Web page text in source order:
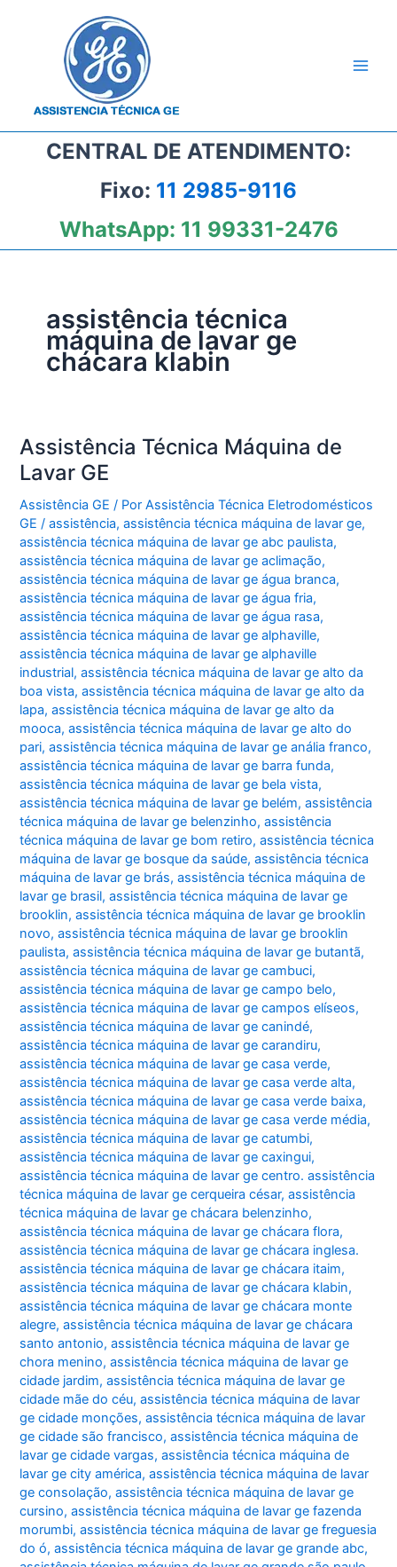
CENTRAL DE ATENDIMENTO:
Fixo: 11 2985-9116
WhatsApp: 11 99331-2476
assistência técnica
máquina de lavar ge
chácara klabin
Assistência Técnica Máquina de
Lavar GE
Assistência GE / PorAssistência Técnica Eletrodomésticos
GE/assistência,assistência técnica máquina de lavar ge,
assistência técnica máquina de lavar ge abc paulista,
assistência técnica máquina de lavar ge aclimação,
assistência técnica máquina de lavar ge água branca,
assistência técnica máquina de lavar ge água fria,
assistência técnica máquina de lavar ge água rasa,
assistência técnica máquina de lavar ge alphaville,
assistência técnica máquina de lavar ge alphaville
industrial,assistência técnica máquina de lavar ge alto da
boa vista,assistência técnica máquina de lavar ge alto da
lapa,assistência técnica máquina de lavar ge alto da
mooca,assistência técnica máquina de lavar ge alto do
pari,assistência técnica máquina de lavar ge anália franco,
assistência técnica máquina de lavar ge barra funda,
assistência técnica máquina de lavar ge bela vista,
assistência técnica máquina de lavar ge belém,assistência
técnica máquina de lavar ge belenzinho,assistência
técnica máquina de lavar ge bom retiro,assistência técnica
máquina de lavar ge bosque da saúde,assistência técnica
máquina de lavar ge brás,assistência técnica máquina de
lavar ge brasil,assistência técnica máquina de lavar ge
brooklin,assistência técnica máquina de lavar ge brooklin
novo,assistência técnica máquina de lavar ge brooklin
paulista,assistência técnica máquina de lavar ge butantã,
assistência técnica máquina de lavar ge cambuci,
assistência técnica máquina de lavar ge campo belo,
assistência técnica máquina de lavar ge campos elíseos,
assistência técnica máquina de lavar ge canindé,
assistência técnica máquina de lavar ge carandiru,
assistência técnica máquina de lavar ge casa verde,
assistência técnica máquina de lavar ge casa verde alta,
assistência técnica máquina de lavar ge casa verde baixa,
assistência técnica máquina de lavar ge casa verde média,
assistência técnica máquina de lavar ge catumbi,
assistência técnica máquina de lavar ge caxingui,
assistência técnica máquina de lavar ge centro. assistência
técnica máquina de lavar ge cerqueira césar,assistência
técnica máquina de lavar ge chácara belenzinho,
assistência técnica máquina de lavar ge chácara flora,
assistência técnica máquina de lavar ge chácara inglesa.
assistência técnica máquina de lavar ge chácara itaim,
assistência técnica máquina de lavar ge chácara klabin,
assistência técnica máquina de lavar ge chácara monte
alegre,assistência técnica máquina de lavar ge chácara
santo antonio,assistência técnica máquina de lavar ge
chora menino,assistência técnica máquina de lavar ge
cidade jardim,assistência técnica máquina de lavar ge
cidade mãe do céu,assistência técnica máquina de lavar
ge cidade monções,assistência técnica máquina de lavar
ge cidade são francisco,assistência técnica máquina de
lavar ge cidade vargas,assistência técnica máquina de
lavar ge city américa,assistência técnica máquina de lavar
ge consolação,assistência técnica máquina de lavar ge
cursino,assistência técnica máquina de lavar ge fazenda
morumbi,assistência técnica máquina de lavar ge freguesia
do ó,assistência técnica máquina de lavar ge grande abc,